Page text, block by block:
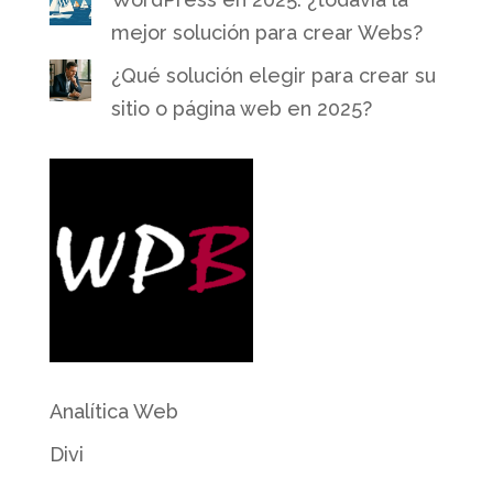
mejor solución para crear Webs?
¿Qué solución elegir para crear su
sitio o página web en 2025?
Analítica Web
Divi